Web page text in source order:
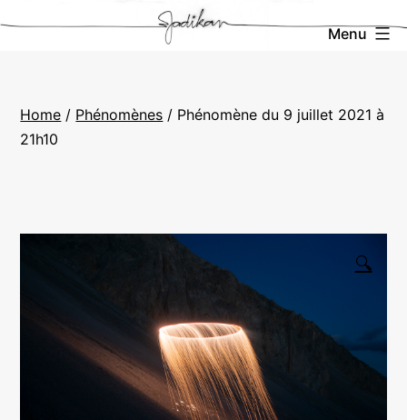
Jadikan
Menu
Home / Phénomènes / Phénomène du 9 juillet 2021 à
21h10
🔍